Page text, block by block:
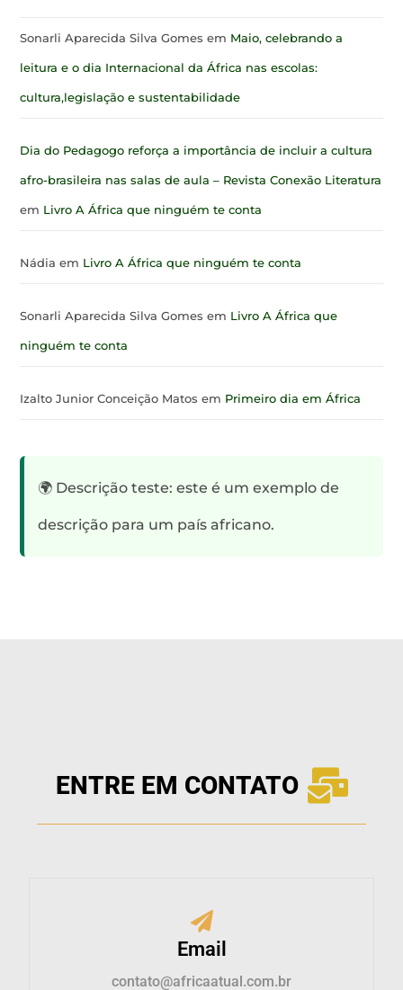
Sonarli Aparecida Silva Gomes em Maio, celebrando a
leitura e o dia Internacional da África nas escolas:
cultura,legislação e sustentabilidade
Dia do Pedagogo reforça a importância de incluir a cultura
afro-brasileira nas salas de aula – Revista Conexão Literatura
em Livro A África que ninguém te conta
Nádia em Livro A África que ninguém te conta
Sonarli Aparecida Silva Gomes em Livro A África que
ninguém te conta
Izalto Junior Conceição Matos em Primeiro dia em África
🌍 Descrição teste: este é um exemplo de
descrição para um país africano.
ENTRE EM CONTATO
Email
contato@africaatual.com.br